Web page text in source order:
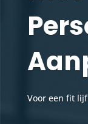
Voor een fit